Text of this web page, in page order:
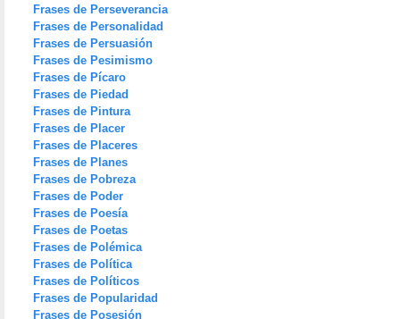
Frases de Perseverancia
Frases de Personalidad
Frases de Persuasión
Frases de Pesimismo
Frases de Pícaro
Frases de Piedad
Frases de Pintura
Frases de Placer
Frases de Placeres
Frases de Planes
Frases de Pobreza
Frases de Poder
Frases de Poesía
Frases de Poetas
Frases de Polémica
Frases de Política
Frases de Políticos
Frases de Popularidad
Frases de Posesión